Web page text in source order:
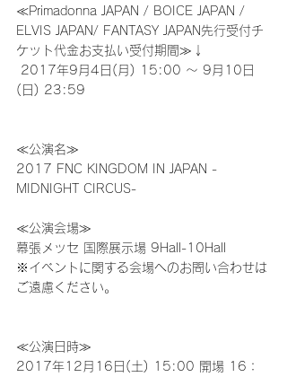
≪Primadonna JAPAN / BOICE JAPAN /
ELVIS JAPAN/ FANTASY JAPAN先行受付チ
ケット代金お支払い受付期間≫↓
(日) 23:59
≪公演名≫
2017 FNC KINGDOM IN JAPAN -
MIDNIGHT CIRCUS-
≪公演会場≫
幕張メッセ 国際展示場 9Hall-10Hall
※イベントに関する会場へのお問い合わせは
ご遠慮ください。
≪公演日時≫
2017年12月16日(土) 15:00 開場 16：